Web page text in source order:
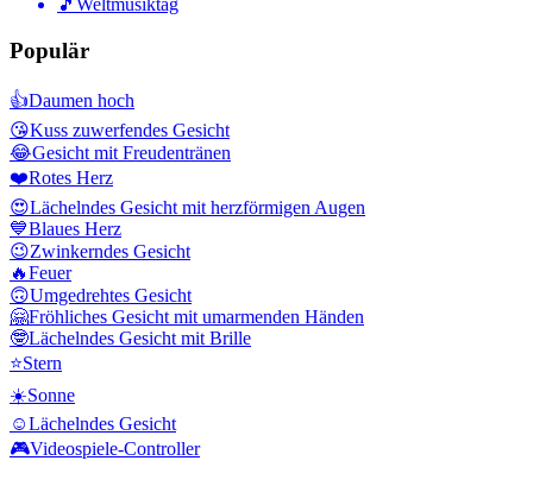
🎵 Weltmusiktag
Populär
👍Daumen hoch
😘Kuss zuwerfendes Gesicht
😂Gesicht mit Freudentränen
❤️Rotes Herz
😍Lächelndes Gesicht mit herzförmigen Augen
💙Blaues Herz
😉Zwinkerndes Gesicht
🔥Feuer
🙃Umgedrehtes Gesicht
🤗Fröhliches Gesicht mit umarmenden Händen
🤓Lächelndes Gesicht mit Brille
⭐Stern
☀️Sonne
☺️Lächelndes Gesicht
🎮Videospiele-Controller